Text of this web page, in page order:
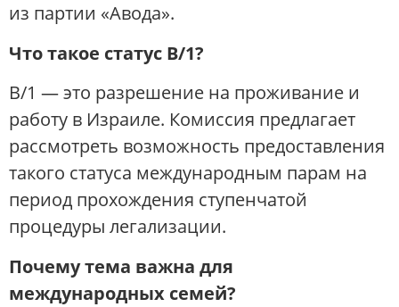
из партии «Авода».
Что такое статус B/1?
B/1 — это разрешение на проживание и
работу в Израиле. Комиссия предлагает
рассмотреть возможность предоставления
такого статуса международным парам на
период прохождения ступенчатой
процедуры легализации.
Почему тема важна для
международных семей?